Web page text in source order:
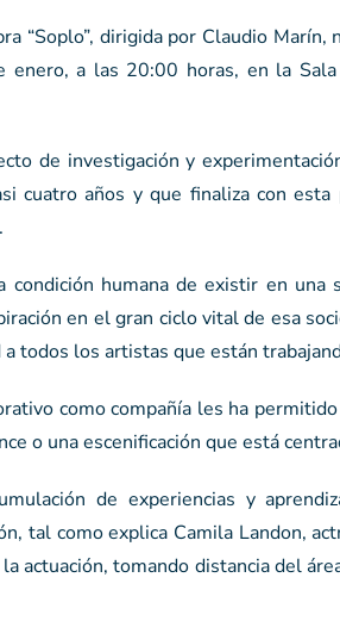
“Soplo”, dirigida por Claudio
a las 20:00 horas, en la
de investigación y
cuatro años y que finaliza con
humana de existir en una
en el gran ciclo vital de esa
todos los artistas que están
como compañía les ha
o una escenificación que está
de experiencias y
tal como explica Camila Landon,
actuación, tomando distancia del